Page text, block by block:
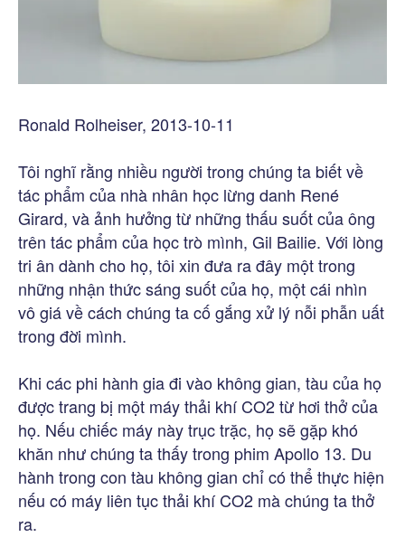
Ronald Rolheiser, 2013-10-11
Tôi nghĩ rằng nhiều người trong chúng ta biết về
tác phẩm của nhà nhân học lừng danh René
Girard, và ảnh hưởng từ những thấu suốt của ông
trên tác phẩm của học trò mình, Gil Bailie. Với lòng
tri ân dành cho họ, tôi xin đưa ra đây một trong
những nhận thức sáng suốt của họ, một cái nhìn
vô giá về cách chúng ta cố gắng xử lý nỗi phẫn uất
trong đời mình.
Khi các phi hành gia đi vào không gian, tàu của họ
được trang bị một máy thải khí CO2 từ hơi thở của
họ. Nếu chiếc máy này trục trặc, họ sẽ gặp khó
khăn như chúng ta thấy trong phim Apollo 13. Du
hành trong con tàu không gian chỉ có thể thực hiện
nếu có máy liên tục thải khí CO2 mà chúng ta thở
ra.